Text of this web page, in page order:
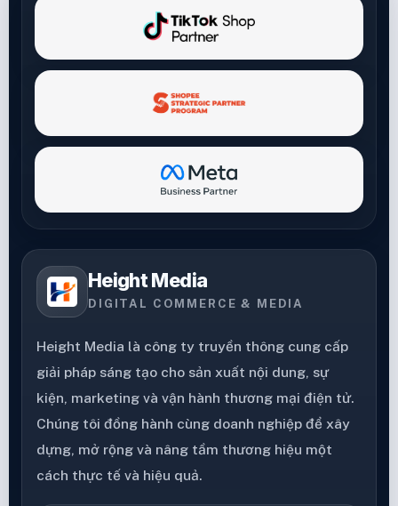
Height Media
DIGITAL COMMERCE & MEDIA
Height Media là công ty truyền thông cung cấp
giải pháp sáng tạo cho sản xuất nội dung, sự
kiện, marketing và vận hành thương mại điện tử.
Chúng tôi đồng hành cùng doanh nghiệp để xây
dựng, mở rộng và nâng tầm thương hiệu một
cách thực tế và hiệu quả.